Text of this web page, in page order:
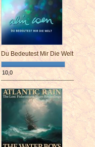
Du Bedeutest Mir Die Welt
10,0
¯¯¯¯¯¯¯¯¯¯¯¯¯¯¯¯¯¯¯¯¯¯¯¯